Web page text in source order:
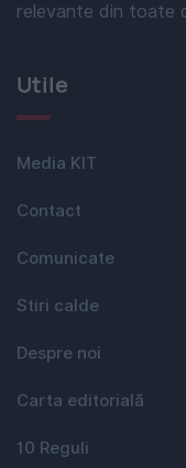
relevante din toate
Utile
Media KIT
Contact
Comunicate
Stiri calde
Despre noi
Carta editorială
10 Reguli